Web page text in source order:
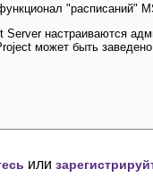
"расписаний"
Server настраиваются
может быть
или